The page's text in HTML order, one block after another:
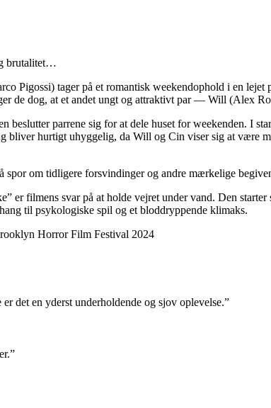
brutalitet…
Pigossi) tager på et romantisk weekendophold i en
de dog, at et andet ungt og attraktivt par — Will (Alex
beslutter parrene sig for at dele huset for weekenden. I
bliver hurtigt uhyggelig, da Will og Cin viser sig at være
spor om tidligere forsvindinger og andre mærkelige
er filmens svar på at holde vejret under vand. Den
til psykologiske spil og et bloddryppende klimaks.
Horror Film Festival 2024
det en yderst underholdende og sjov oplevelse.”